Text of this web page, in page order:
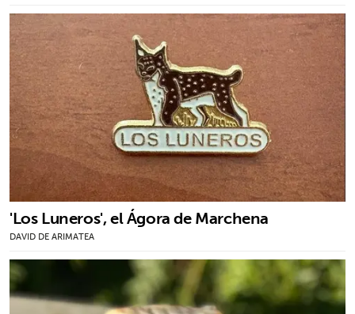
'Los Luneros', el Ágora de Marchena
DAVID DE ARIMATEA